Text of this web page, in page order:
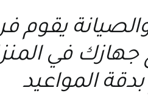
والصيانة
جهازك في
بدقة المواعيد